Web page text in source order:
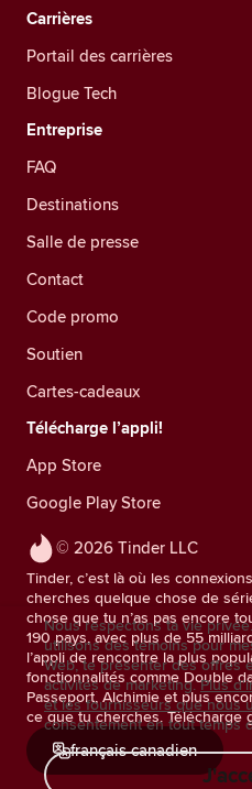
© 2026 Tinder LLC
Tinder, c’est là où les
cherches quelque chose de
chose que tu n’as pas encore
190 pays, avec plus de 55
l’appli de rencontre la plus
fonctionnalités comme Double
Passeport, Alchimie et plus
ce que tu cherches. Télécharge
français canadien
Carrières
Portail des carrières
Blogue Tech
Entreprise
FAQ
Destinations
Salle de presse
Contact
Code promo
Soutien
Cartes-cadeaux
Télécharge l’appli!
App Store
Google Play Store
Nous respectons ta vie
utilisons des témoins pour
Web, te présenter des offres
activités de marketing. Plus
et les fournisseurs que nous
consentement en tout temps